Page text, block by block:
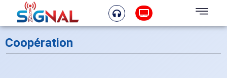
Coopération